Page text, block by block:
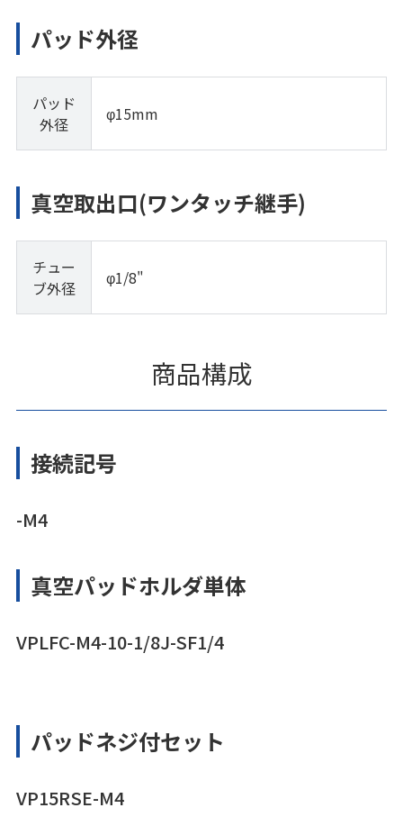
パッド外径
パッド
外径
φ15mm
真空取出口(ワンタッチ継手)
チュー
ブ外径
φ1/8"
商品構成
接続記号
-M4
真空パッドホルダ単体
VPLFC-M4-10-1/8J-SF1/4
パッドネジ付セット
VP15RSE-M4